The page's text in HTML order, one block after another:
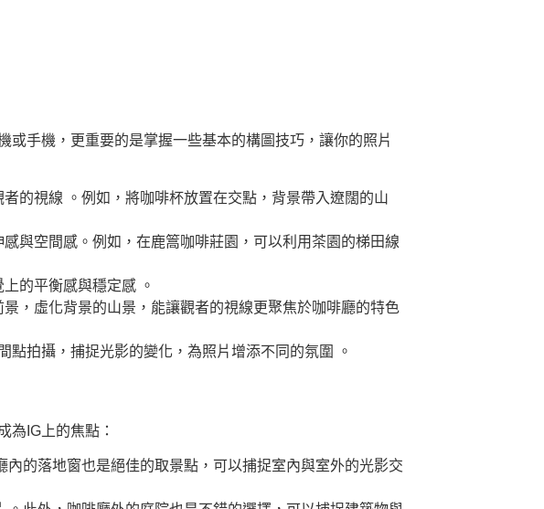
手機，更重要的是掌握一些基本的構圖技巧，讓你的照片
的視線 。例如，將咖啡杯放置在交點，背景帶入遼闊的山
與空間感。例如，在鹿篙咖啡莊園，可以利用茶園的梯田線
的平衡感與穩定感 。
，虛化背景的山景，能讓觀者的視線更聚焦於咖啡廳的特色
拍攝，捕捉光影的變化，為照片增添不同的氛圍 。
為IG上的焦點：
的落地窗也是絕佳的取景點，可以捕捉室內與室外的光影交